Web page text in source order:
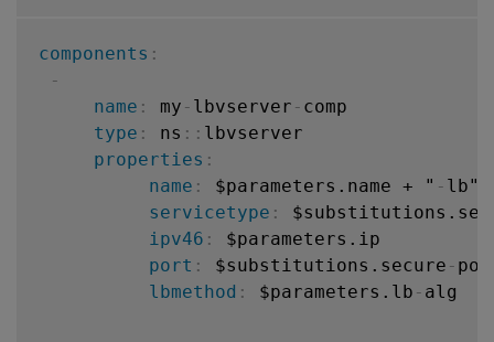
components :
-
name : my - lbvserver - comp
type : ns : : lbvserver
properties :
name : $parameters.name + " - lb"
servicetype :
ipv46 :
$parameters.ip
port : $substitutions.secure -
lbmethod : $parameters.lb - alg